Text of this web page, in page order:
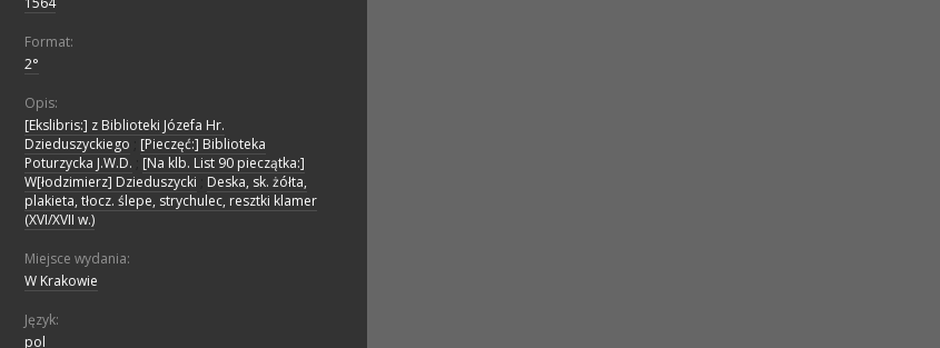
Format:
2°
Opis:
[Ekslibris:] z Biblioteki Józefa Hr.
Dzieduszyckiego
[Pieczęć:] Biblioteka
Poturzycka J.W.D.
[Na klb. List 90 pieczątka:]
W[łodzimierz] Dzieduszycki
Deska, sk. żółta,
plakieta, tłocz. ślepe, strychulec, resztki klamer
(XVI/XVII w.)
Miejsce wydania:
W Krakowie
Język:
pol